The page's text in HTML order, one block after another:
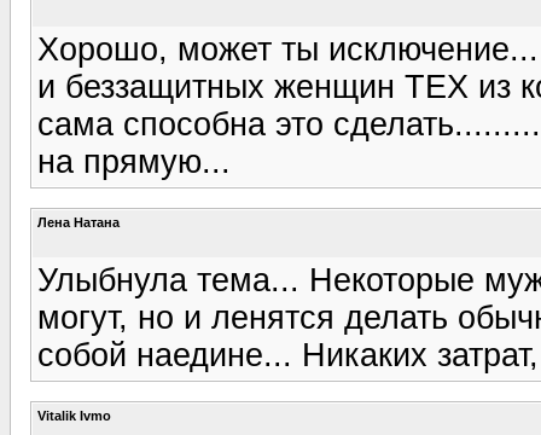
Хорошо, может ты
и беззащитных женщин ТЕХ из
сама способна это
на прямую...
Лена Натана
Улыбнула тема... Некоторые
могут, но и ленятся делать
собой наедине... Никаких
Vitalik Ivmo